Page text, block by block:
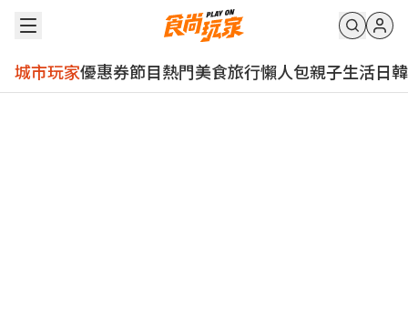
城市玩家優惠券節目熱門美食旅行懶人包親子生活日韓